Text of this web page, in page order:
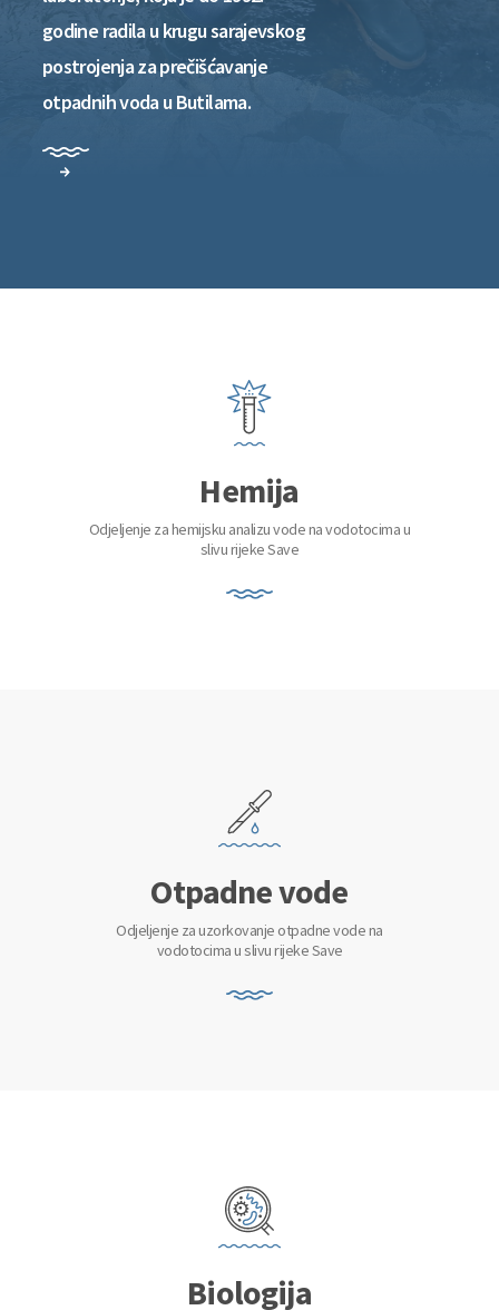
godine radila u krugu sarajevskog
postrojenja za prečišćavanje
otpadnih voda u Butilama.
Hemija
Odjeljenje za hemijsku analizu vode na vodotocima u
slivu rijeke Save
Otpadne vode
Odjeljenje za uzorkovanje otpadne vode na
vodotocima u slivu rijeke Save
Biologija